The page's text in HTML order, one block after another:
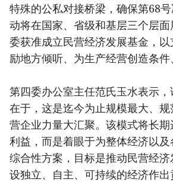
特殊的公私对接桥梁，确保第68
动将在国家、省级和基层三个层
委获准成立民营经济发展基金，
励地方倾听、为生产经营创造条件
第四委办公室主任范氏玉水表示
在于，这是迄今为止规模最大、
营企业力量大汇聚。该模式将长
利益，而是着眼于为整体经济以
综合性方案，目标是推动民营经
设独立、自主、可持续的经济作出